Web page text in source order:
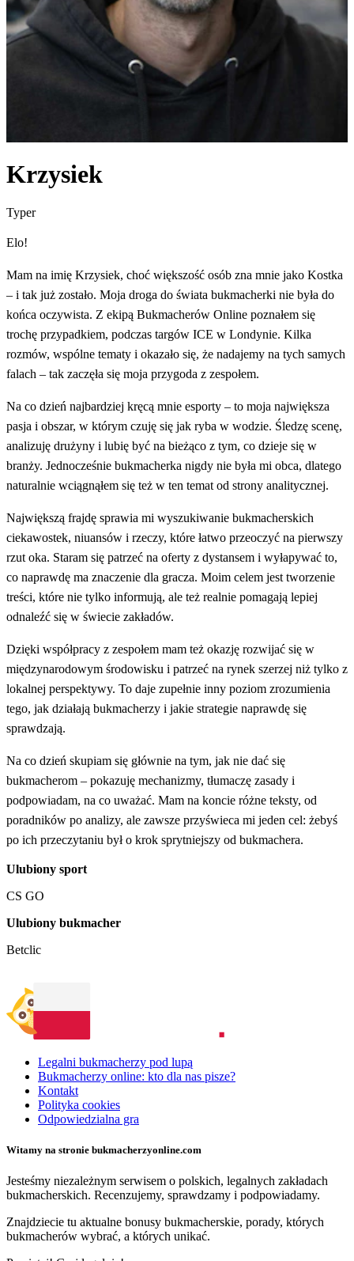
Krzysiek
Typer
Elo!
Mam na imię Krzysiek, choć większość osób zna mnie jako Kostka
– i tak już zostało. Moja droga do świata bukmacherki nie była do
końca oczywista. Z ekipą Bukmacherów Online poznałem się
trochę przypadkiem, podczas targów ICE w Londynie. Kilka
rozmów, wspólne tematy i okazało się, że nadajemy na tych samych
falach – tak zaczęła się moja przygoda z zespołem.
Na co dzień najbardziej kręcą mnie esporty – to moja największa
pasja i obszar, w którym czuję się jak ryba w wodzie. Śledzę scenę,
analizuję drużyny i lubię być na bieżąco z tym, co dzieje się w
branży. Jednocześnie bukmacherka nigdy nie była mi obca, dlatego
naturalnie wciągnąłem się też w ten temat od strony analitycznej.
Największą frajdę sprawia mi wyszukiwanie bukmacherskich
ciekawostek, niuansów i rzeczy, które łatwo przeoczyć na pierwszy
rzut oka. Staram się patrzeć na oferty z dystansem i wyłapywać to,
co naprawdę ma znaczenie dla gracza. Moim celem jest tworzenie
treści, które nie tylko informują, ale też realnie pomagają lepiej
odnaleźć się w świecie zakładów.
Dzięki współpracy z zespołem mam też okazję rozwijać się w
międzynarodowym środowisku i patrzeć na rynek szerzej niż tylko z
lokalnej perspektywy. To daje zupełnie inny poziom zrozumienia
tego, jak działają bukmacherzy i jakie strategie naprawdę się
sprawdzają.
Na co dzień skupiam się głównie na tym, jak nie dać się
bukmacherom – pokazuję mechanizmy, tłumaczę zasady i
podpowiadam, na co uważać. Mam na koncie różne teksty, od
poradników po analizy, ale zawsze przyświeca mi jeden cel: żebyś
po ich przeczytaniu był o krok sprytniejszy od bukmachera.
Ulubiony sport
CS GO
Ulubiony bukmacher
Betclic
Legalni bukmacherzy pod lupą
Bukmacherzy online: kto dla nas pisze?
Kontakt
Polityka cookies
Odpowiedzialna gra
Witamy na stronie bukmacherzyonline.com
Jesteśmy niezależnym serwisem o polskich, legalnych zakładach
bukmacherskich. Recenzujemy, sprawdzamy i podpowiadamy.
Znajdziecie tu aktualne bonusy bukmacherskie, porady, których
bukmacherów wybrać, a których unikać.